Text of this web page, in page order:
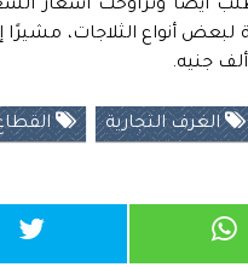
والماركة لبعض أنواع الثلاجات،
الغرف التجارية